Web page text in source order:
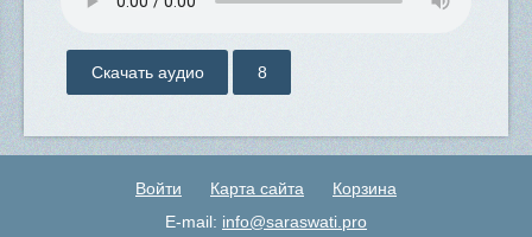
Скачать аудио 8
Войти Карта сайта
Корзина
E-mail: info@saraswati.pro